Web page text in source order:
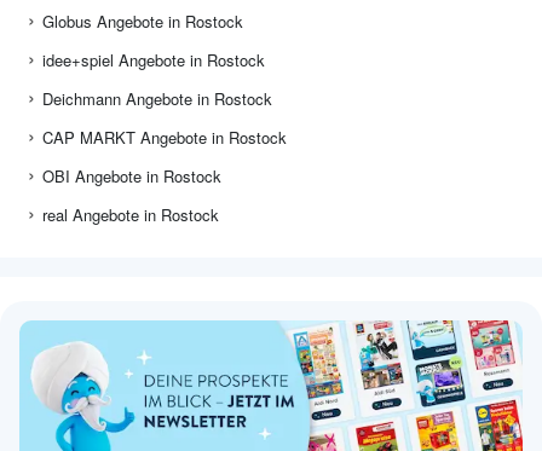
Globus Angebote in Rostock
idee+spiel Angebote in Rostock
Deichmann Angebote in Rostock
CAP MARKT Angebote in Rostock
OBI Angebote in Rostock
real Angebote in Rostock